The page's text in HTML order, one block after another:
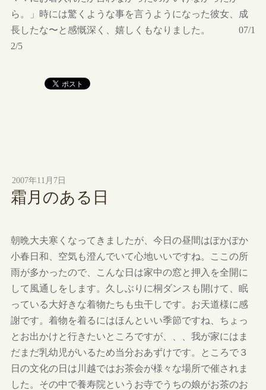
ら。」時には驚くような事を言うようになった彼女、成
長したな〜と感慨深く、嬉しくもなりました。 07/1
2/5
2007年11月7日
霜月のある日
朝晩大夫寒くなってきましたが、今日の昼間はぽかぽか
小春日和、空気も澄んでいて心地いいですね。ここの所
雨が多かったので、こんな日は家中の窓と押入を全開に
して風通しをします。久しぶりに桐ダンスも開けて、眠
っている大好きな着物たちも虫干しです。お天道様に感
謝です。着物を着るにはほんといい季節ですね、ちょっ
とお出かけと行きたいところですが、、、我が家にはま
だまだ乳幼児がいるため当分おあずけです。ところで３
日の文化の日は川越ではお茶会が様々な場所で催されま
した。その中で養寿院というお寺でうちの娘がお茶のお